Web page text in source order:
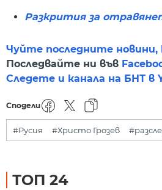
Разкрития за
Чуйте последните
Последвайте ни във
Следете и канала на БНТ в
Сподели
#Русия #Христо Грозев
ТОП 24